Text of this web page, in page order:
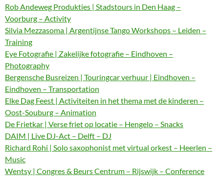
Rob Andeweg Produkties | Stadstours in Den Haag –
Voorburg – Activity
Silvia Mezzasoma | Argentijnse Tango Workshops – Leiden –
Training
Eye Fotografie | Zakelijke fotografie – Eindhoven –
Photography
Bergensche Busreizen | Touringcar verhuur | Eindhoven –
Eindhoven – Transportation
Elke Dag Feest | Activiteiten in het thema met de kinderen –
Oost-Souburg – Animation
De Frietkar | Verse friet op locatie – Hengelo – Snacks
DAIM | Live DJ-Act – Delft – DJ
Richard Rohi | Solo saxophonist met virtual orkest – Heerlen –
Music
Wentsy | Congres & Beurs Centrum – Rijswijk – Conference